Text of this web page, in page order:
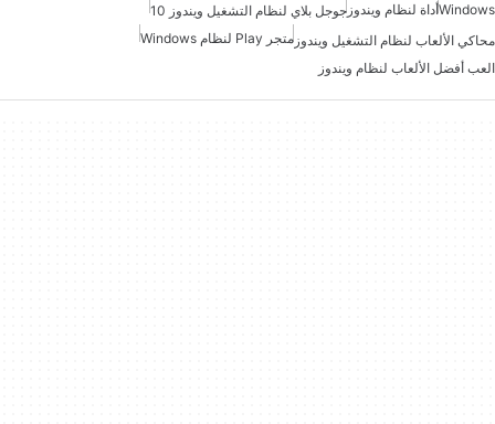
Windowsأداة لنظام ويندوز جوجل بلاي لنظام التشغيل ويندوز 10
محاكي الألعاب لنظام التشغيل ويندوز متجر Play لنظام Windows
العب أفضل الألعاب لنظام ويندوز